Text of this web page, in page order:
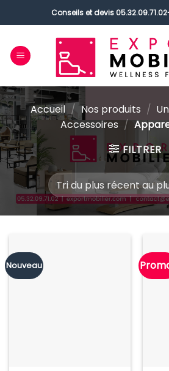
au
Conseils et devis 05.32.09.71.02
Accueil / Nos produits /
Accessoires /
FILTRER
Nouveau